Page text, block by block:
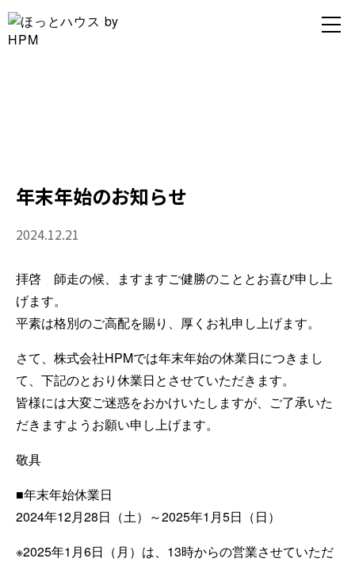
年末年始のお知らせ
2024.12.21
拝啓 師走の候、ますますご健勝のこととお喜び申し上
げます。
平素は格別のご高配を賜り、厚くお礼申し上げます。
さて、株式会社HPMでは年末年始の休業日につきまし
て、下記のとおり休業日とさせていただきます。
皆様には大変ご迷惑をおかけいたしますが、ご了承いた
だきますようお願い申し上げます。
敬具
■年末年始休業日
2024年12月28日（土）～2025年1月5日（日）
※2025年1月6日（月）は、13時からの営業させていただ